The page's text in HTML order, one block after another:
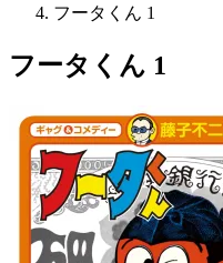
フータくん 1
フータくん 1